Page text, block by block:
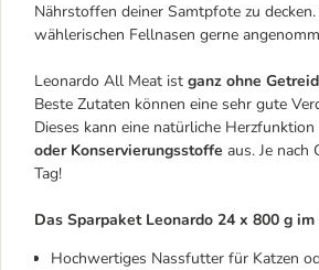
Nährstoffen deiner Samtpfote zu decken.
wählerischen Fellnasen gerne
Leonardo All Meat ist ganz ohne
Beste Zutaten können eine sehr gute
Dieses kann eine natürliche
oder Konservierungsstoffe aus. Je nach
Tag!
Das Sparpaket Leonardo 24 x 800 g
Hochwertiges Nassfutter für Katzen